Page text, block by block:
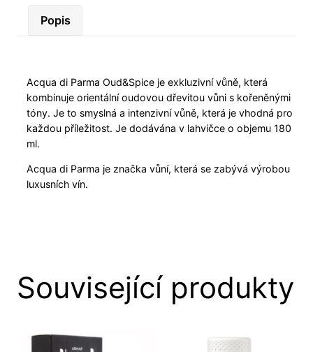
Popis
Acqua di Parma Oud&Spice je exkluzivní vůně, která
kombinuje orientální oudovou dřevitou vůni s kořeněnými
tóny. Je to smyslná a intenzivní vůně, která je vhodná pro
každou příležitost. Je dodávána v lahvičce o objemu 180
ml.
Acqua di Parma je značka vůní, která se zabývá výrobou
luxusních vín.
Související produkty